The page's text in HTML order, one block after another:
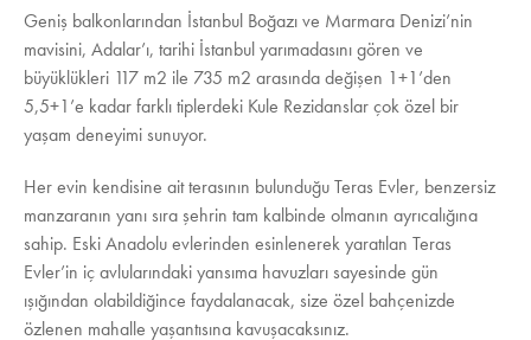
Geniş balkonlarından İstanbul Boğazı ve Marmara Denizi’nin
mavisini, Adalar’ı, tarihi İstanbul yarımadasını gören ve
büyüklükleri 117 m2 ile 735 m2 arasında değişen 1+1’den
5,5+1’e kadar farklı tiplerdeki Kule Rezidanslar çok özel bir
yaşam deneyimi sunuyor.
Her evin kendisine ait terasının bulunduğu Teras Evler, benzersiz
manzaranın yanı sıra şehrin tam kalbinde olmanın ayrıcalığına
sahip. Eski Anadolu evlerinden esinlenerek yaratılan Teras
Evler’in iç avlularındaki yansıma havuzları sayesinde gün
ışığından olabildiğince faydalanacak, size özel bahçenizde
özlenen mahalle yaşantısına kavuşacaksınız.